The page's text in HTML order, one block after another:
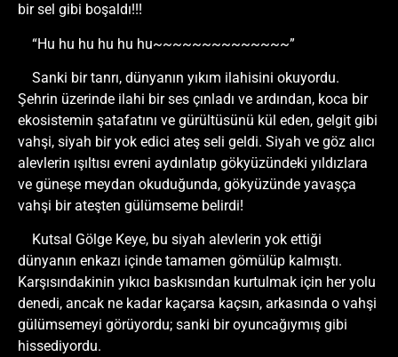
bir sel gibi boşaldı!!!
“Hu hu hu hu hu hu~~~~~~~~~~~~~~”
Sanki bir tanrı, dünyanın yıkım ilahisini okuyordu.
Şehrin üzerinde ilahi bir ses çınladı ve ardından, koca bir
ekosistemin şatafatını ve gürültüsünü kül eden, gelgit gibi
vahşi, siyah bir yok edici ateş seli geldi. Siyah ve göz alıcı
alevlerin ışıltısı evreni aydınlatıp gökyüzündeki yıldızlara
ve güneşe meydan okuduğunda, gökyüzünde yavaşça
vahşi bir ateşten gülümseme belirdi!
Kutsal Gölge Keye, bu siyah alevlerin yok ettiği
dünyanın enkazı içinde tamamen gömülüp kalmıştı.
Karşısındakinin yıkıcı baskısından kurtulmak için her yolu
denedi, ancak ne kadar kaçarsa kaçsın, arkasında o vahşi
gülümsemeyi görüyordu; sanki bir oyuncağıymış gibi
hissediyordu.